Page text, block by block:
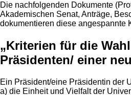
Die nachfolgenden Dokumente
Akademischen Senat, Anträge,
dokumentieren diese angespannte
„Kriterien für die
Präsidenten/ einer
Ein Präsident/eine Präsidentin der
a) die Einheit und Vielfalt der